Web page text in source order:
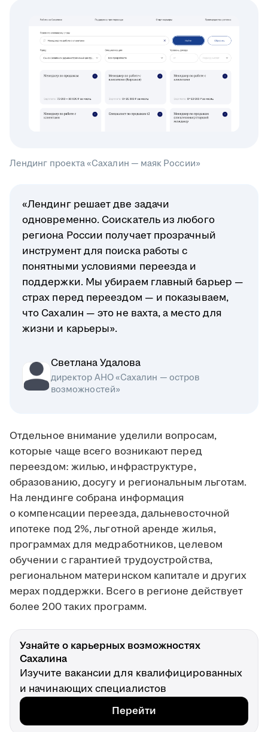
Лендинг проекта «Сахалин — маяк России»
«Лендинг решает две задачи
одновременно. Соискатель из любого
региона России получает прозрачный
инструмент для поиска работы с
понятными условиями переезда и
поддержки. Мы убираем главный барьер —
страх перед переездом — и показываем,
что Сахалин — это не вахта, а место для
жизни и карьеры».
Светлана Удалова
директор АНО «Сахалин — остров
возможностей»
Отдельное внимание уделили вопросам,
которые чаще всего возникают перед
переездом: жилью, инфраструктуре,
образованию, досугу и региональным льготам.
На лендинге собрана информация
о компенсации переезда, дальневосточной
ипотеке под 2%, льготной аренде жилья,
программах для медработников, целевом
обучении с гарантией трудоустройства,
региональном материнском капитале и других
мерах поддержки. Всего в регионе действует
более 200 таких программ.
Узнайте о карьерных возможностях
Сахалина
Изучите вакансии для квалифицированных
и начинающих специалистов
Перейти